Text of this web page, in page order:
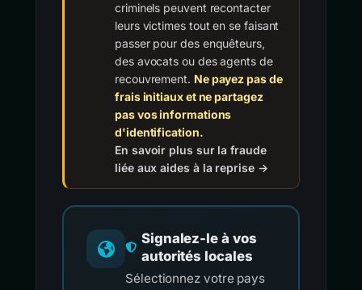
criminels peuvent recontacter
leurs victimes tout en se faisant
passer pour des enquêteurs,
des avocats ou des agents de
recouvrement. Ne payez pas de
frais initiaux et ne partagez
pas vos informations
d'identification.
En savoir plus sur la fraude
liée aux aides à la reprise →
Signalez-le à vos
autorités locales
Sélectionnez votre pays